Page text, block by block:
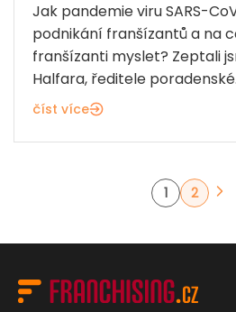
Jak pandemie viru SARS-
podnikání franšízantů a na
franšízanti myslet? Zeptali
Halfara, ředitele
číst více
1 2